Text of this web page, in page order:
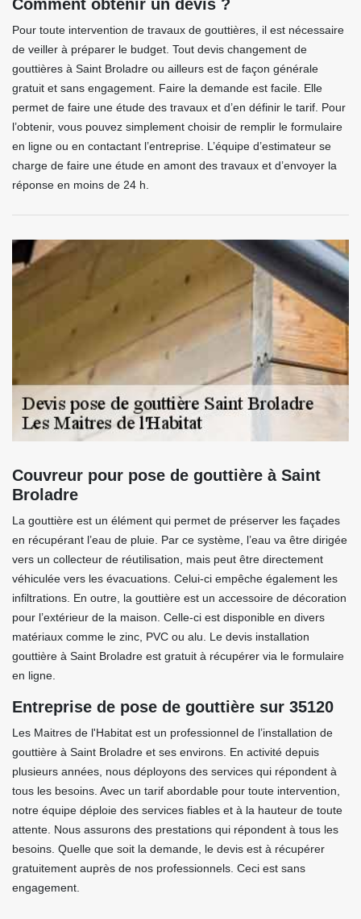
Comment obtenir un devis ?
Pour toute intervention de travaux de gouttières, il est nécessaire
de veiller à préparer le budget. Tout devis changement de
gouttières à Saint Broladre ou ailleurs est de façon générale
gratuit et sans engagement. Faire la demande est facile. Elle
permet de faire une étude des travaux et d’en définir le tarif. Pour
l’obtenir, vous pouvez simplement choisir de remplir le formulaire
en ligne ou en contactant l’entreprise. L’équipe d’estimateur se
charge de faire une étude en amont des travaux et d’envoyer la
réponse en moins de 24 h.
Couvreur pour pose de gouttière à Saint
Broladre
La gouttière est un élément qui permet de préserver les façades
en récupérant l’eau de pluie. Par ce système, l’eau va être dirigée
vers un collecteur de réutilisation, mais peut être directement
véhiculée vers les évacuations. Celui-ci empêche également les
infiltrations. En outre, la gouttière est un accessoire de décoration
pour l’extérieur de la maison. Celle-ci est disponible en divers
matériaux comme le zinc, PVC ou alu. Le devis installation
gouttière à Saint Broladre est gratuit à récupérer via le formulaire
en ligne.
Entreprise de pose de gouttière sur 35120
Les Maitres de l'Habitat est un professionnel de l’installation de
gouttière à Saint Broladre et ses environs. En activité depuis
plusieurs années, nous déployons des services qui répondent à
tous les besoins. Avec un tarif abordable pour toute intervention,
notre équipe déploie des services fiables et à la hauteur de toute
attente. Nous assurons des prestations qui répondent à tous les
besoins. Quelle que soit la demande, le devis est à récupérer
gratuitement auprès de nos professionnels. Ceci est sans
engagement.